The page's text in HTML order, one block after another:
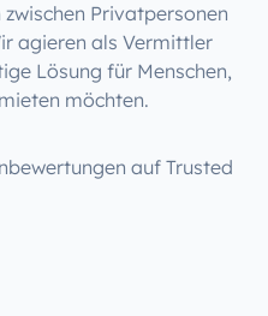
Privatpersonen
agieren als Vermittler
Lösung für Menschen,
möchten.
auf Trusted